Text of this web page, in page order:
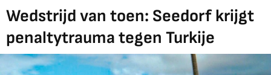
Wedstrijd van toen: Seedorf krijgt
penaltytrauma tegen Turkije